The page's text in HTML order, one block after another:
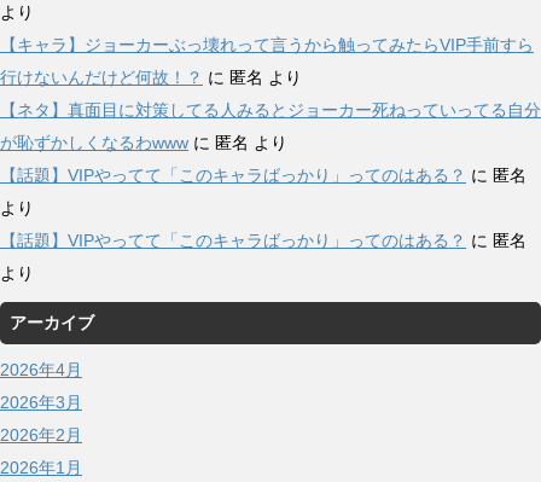
より
【キャラ】ジョーカーぶっ壊れって言うから触ってみたらVIP手前すら
行けないんだけど何故！？ に 匿名 より
【ネタ】真面目に対策してる人みるとジョーカー死ねっていってる自分
が恥ずかしくなるわwww に 匿名 より
【話題】VIPやってて「このキャラばっかり」ってのはある？ に 匿名
より
【話題】VIPやってて「このキャラばっかり」ってのはある？ に 匿名
より
アーカイブ
2026年4月
2026年3月
2026年2月
2026年1月